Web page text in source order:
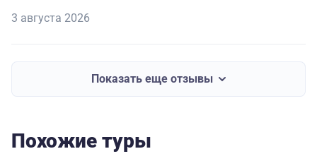
3 августа 2026
Показать еще отзывы
Похожие туры